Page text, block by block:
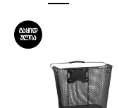
ᲒᲐᲧᲘᲓ
ᲣᲚᲘᲐ